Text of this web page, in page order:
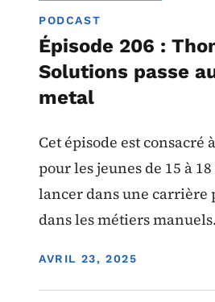
PODCAST
Épisode 206 :
Solutions passe
metal
Cet épisode est consacré
pour les jeunes de 15 à
lancer dans une carrière
dans les métiers manuels.
DISPLAY DATE
AVRIL 23, 2025